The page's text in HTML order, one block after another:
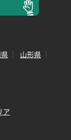
山形県
ア